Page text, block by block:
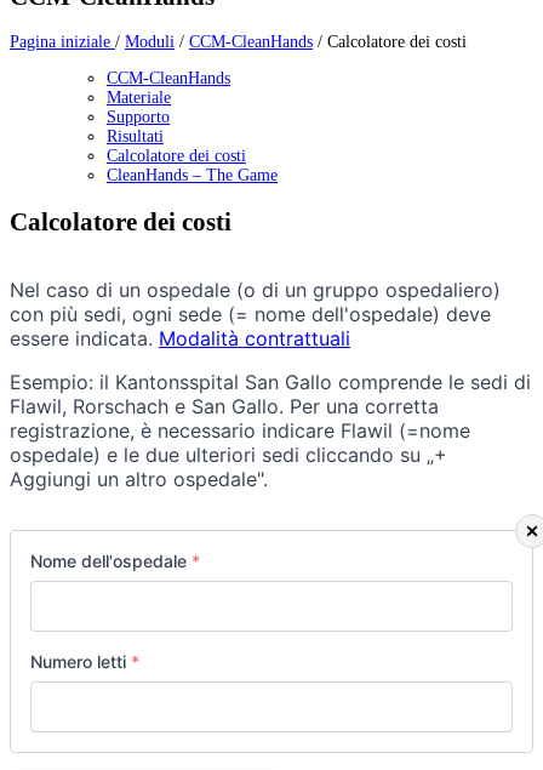
Pagina iniziale / Moduli / CCM-CleanHands / Calcolatore dei costi
CCM-CleanHands
Materiale
Supporto
Risultati
Calcolatore dei costi
CleanHands – The Game
Calcolatore dei costi
Info
Text
Nel caso di un ospedale (o di un gruppo ospedaliero)
con più sedi, ogni sede (= nome dell'ospedale) deve
essere indicata. Modalità contrattuali
Esempio: il Kantonsspital San Gallo comprende le sedi di
Flawil, Rorschach e San Gallo. Per una corretta
registrazione, è necessario indicare Flawil (=nome
ospedale) e le due ulteriori sedi cliccando su „+
Aggiungi un altro ospedale".
Indicazione
ospedale
Nome dell'ospedale *
Numero letti *